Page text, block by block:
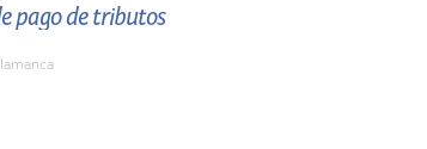
pago de tributos